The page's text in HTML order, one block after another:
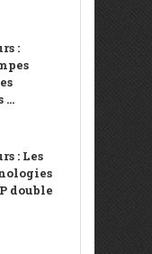
:
...
: Les
double